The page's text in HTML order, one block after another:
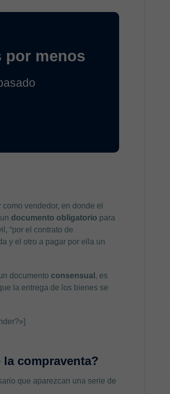
por menos
vendedor, en donde el
documento obligatorio para
“por el contrato de
y el otro a pagar por ella un
documento consensual , es
la entrega de los bienes se
compraventa?
que aparezcan una serie de